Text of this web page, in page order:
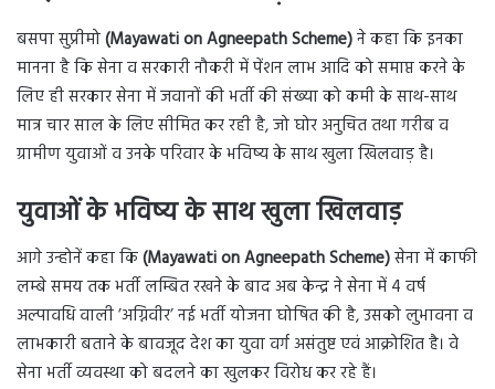
बसपा सुप्रीमो(Mayawati on Agneepath Scheme)ने कहा कि इनका
मानना है कि सेना व सरकारी नौकरी में पेंशन लाभ आदि को समाप्त करने के
लिए ही सरकार सेना में जवानों की भर्ती की संख्या को कमी के साथ-साथ
मात्र चार साल के लिए सीमित कर रही है, जो घोर अनुचित तथा गरीब व
ग्रामीण युवाओं व उनके परिवार के भविष्य के साथ खुला खिलवाड़ है।
युवाओं के भविष्य के साथ खुला खिलवाड़
आगे उन्होनें कहा कि(Mayawati on Agneepath Scheme)सेना में काफी
लम्बे समय तक भर्ती लम्बित रखने के बाद अब केन्द्र ने सेना में 4 वर्ष
अल्पावधि वाली ’अग्निवीर’ नई भर्ती योजना घोषित की है, उसको लुभावना व
लाभकारी बताने के बावजूद देश का युवा वर्ग असंतुष्ट एवं आक्रोशित है। वे
सेना भर्ती व्यवस्था को बदलने का खुलकर विरोध कर रहे हैं।